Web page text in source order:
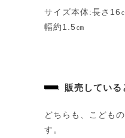
サイズ本体:長さ
幅約1.5㎝
販売している
どちらも、こども
す。